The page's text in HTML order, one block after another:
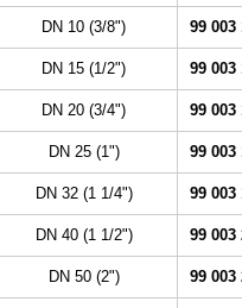
DN 10 (3/8") 99 003
DN 15 (1/2") 99 003
DN 20 (3/4") 99 003
DN 25 (1") 99 003
DN 32 (1 1/4") 99 003
DN 40 (1 1/2") 99 003
DN 50 (2") 99 003